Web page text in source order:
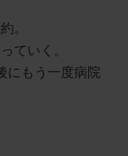
。
ていく。
にもう一度病院